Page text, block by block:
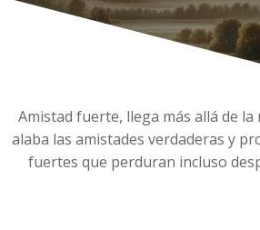
Amistad fuerte, llega más allá de
alaba las amistades verdaderas y
fuertes que perduran incluso